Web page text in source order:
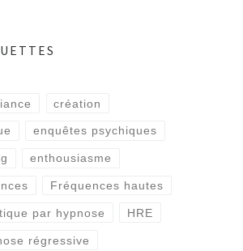
création
enquêtes psychiques
enthousiasme
Fréquences hautes
par hypnose HRE
régressive